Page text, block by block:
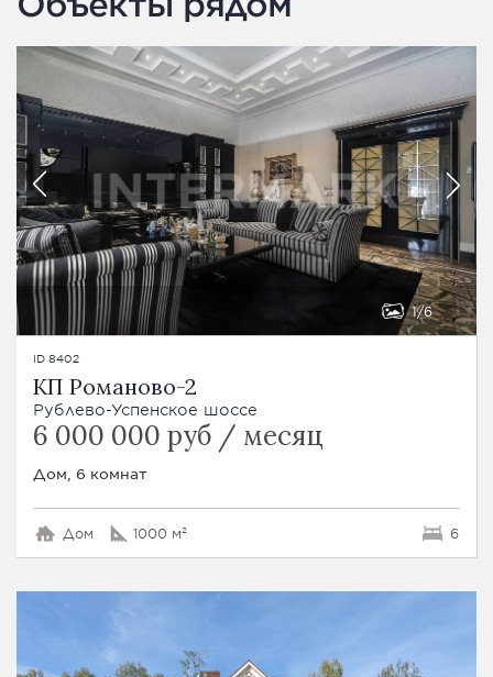
1 6
ID 8402
КП Романово-2
Рублево-Успенское шоссе
6 000 000 руб / месяц
Дом, 6 комнат
Дом 1000 м² 6